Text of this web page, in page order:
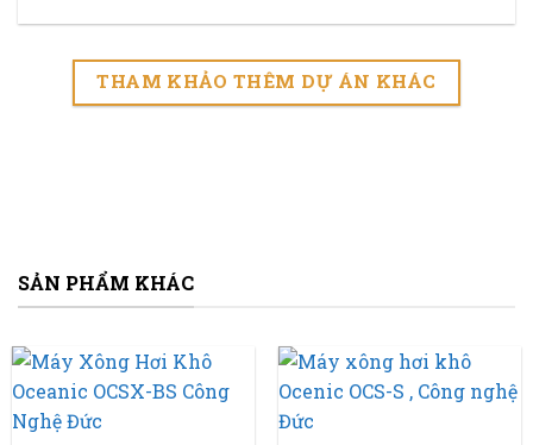
THAM KHẢO THÊM DỰ ÁN KHÁC
SẢN PHẨM KHÁC